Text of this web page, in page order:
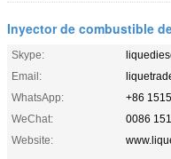
Inyector de combustible
Skype:
Email:
WhatsApp:
+86
WeChat:
0086
Website: